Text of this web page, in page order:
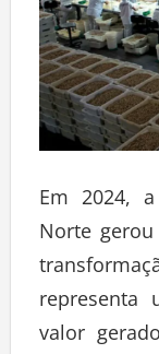
Em 2024,
Norte
representa
valor